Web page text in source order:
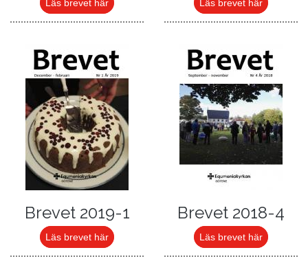
Läs brevet här Läs brevet här
Brevet 2019-1
Läs brevet här
Brevet 2018-4
Läs brevet här